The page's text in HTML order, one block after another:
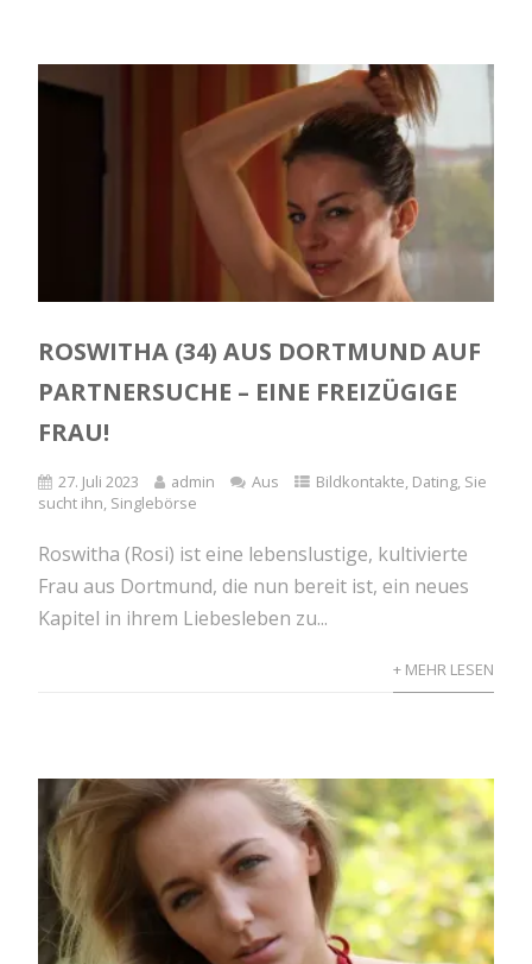
ROSWITHA (34) AUS DORTMUND AUF
PARTNERSUCHE – EINE FREIZÜGIGE
FRAU!
27. Juli 2023 admin Aus Bildkontakte Dating Sie
sucht ihn Singlebörse
Roswitha (Rosi) ist eine lebenslustige, kultivierte
Frau aus Dortmund, die nun bereit ist, ein neues
Kapitel in ihrem Liebesleben zu...
+ MEHR LESEN